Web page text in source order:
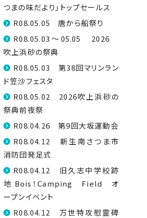
つまの味だより」トップセールス
R08.05.05 唐から船祭り
R08.05.03～05.05 2026
吹上浜砂の祭典
R08.05.03 第38回マリンラン
ド笠沙フェスタ
R08.05.02 2026吹上浜砂の
祭典前夜祭
R08.04.26 第9回大坂運動会
R08.04.12 新生南さつま市
消防団発足式
R08.04.12 旧久志中学校跡
地 Bois！Camping Field オ
ープンイベント
R08.04.12 万世特攻慰霊碑